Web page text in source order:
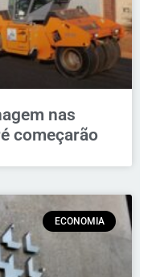
nas
começarão
ECONOMIA